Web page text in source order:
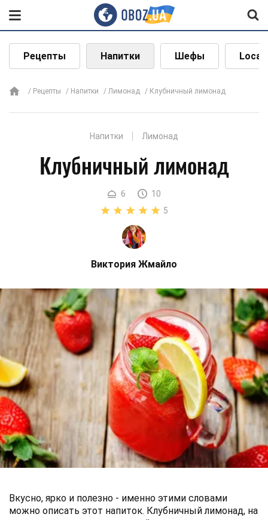
Рецепты Напитки Шефы Local
Рецепты Напитки Лимонад Клубничный лимонад
Напитки Лимонад
Клубничный лимонад
6
10
5
Виктория Жмайло
Вкусно, ярко и полезно - именно этими словами
можно описать этот напиток. Клубничный лимонад, на